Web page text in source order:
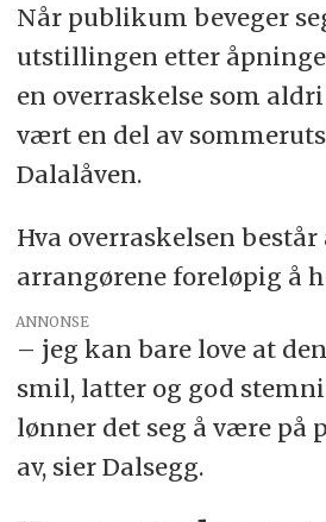
Når publikum beveger
utstillingen etter
en overraskelse som
vært en del av
Dalalåven.
Hva overraskelsen består
arrangørene foreløpig å
ANNONSE
– jeg kan bare love at
smil, latter og god
lønner det seg å være på
av, sier Dalsegg.